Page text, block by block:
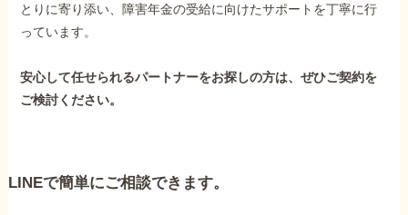
とりに寄り添い、障害年金の受給に向けたサポートを丁寧に行
っています。
安心して任せられるパートナーをお探しの方は、ぜひご契約を
ご検討ください。
LINEで簡単にご相談できます。